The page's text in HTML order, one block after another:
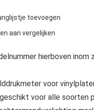
toevoegen
aan vergelijken
hierboven inom
voor
voor alle soorten